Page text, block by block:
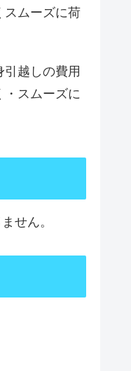
スムーズに荷
越しの費用
・スムーズに
せん。